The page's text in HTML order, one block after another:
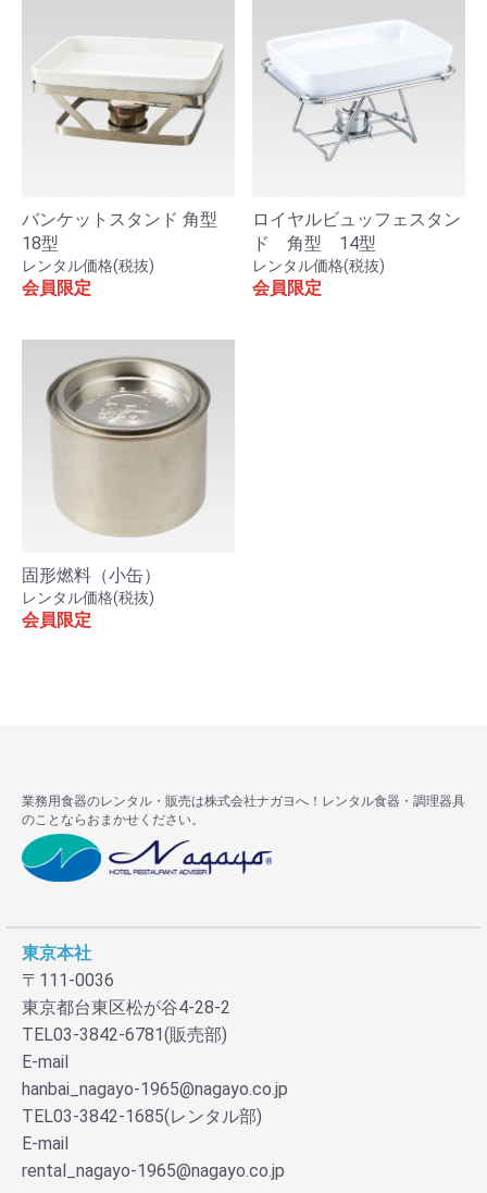
バンケットスタンド 角型
18型
レンタル価格(税抜)
会員限定
ロイヤルビュッフェスタン
ド 角型 14型
レンタル価格(税抜)
会員限定
固形燃料（小缶）
レンタル価格(税抜)
会員限定
業務用食器のレンタル・販売は株式会社ナガヨへ！レンタル食器・調理器具
のことならおまかせください。
東京本社
〒111-0036
東京都台東区松が谷4-28-2
TEL03-3842-6781(販売部)
E-mail
hanbai_nagayo-1965@nagayo.co.jp
TEL03-3842-1685(レンタル部)
E-mail
rental_nagayo-1965@nagayo.co.jp